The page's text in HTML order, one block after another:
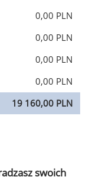
0,00 PLN
0,00 PLN
0,00 PLN
0,00 PLN
19 160,00 PLN
swoich